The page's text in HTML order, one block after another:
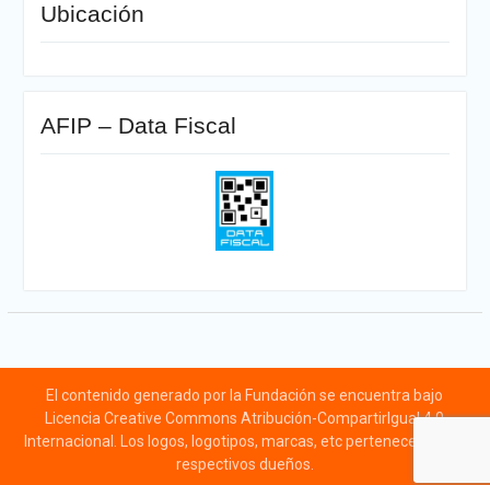
Ubicación
AFIP – Data Fiscal
El contenido generado por la Fundación se encuentra bajo
Licencia Creative Commons Atribución-CompartirIgual 4.0
Internacional. Los logos, logotipos, marcas, etc pertenecen a sus
respectivos dueños.